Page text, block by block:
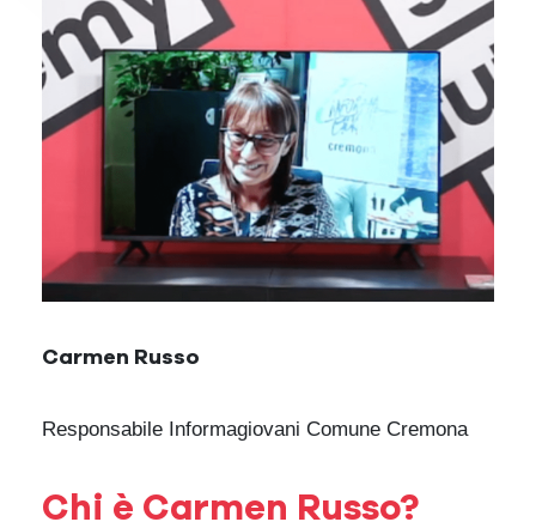
Carmen Russo
Responsabile Informagiovani Comune Cremona
Chi è Carmen Russo?